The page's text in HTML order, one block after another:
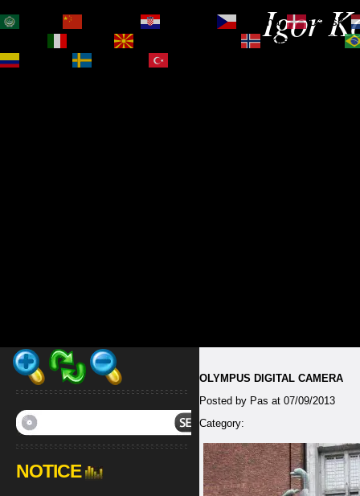
Igor
OLYMPUS DIGITAL CAMERA
Posted by Pas at 07/09/2013
Category:
NOTICE
Čeština‎
Dansk
Norsk bokmål